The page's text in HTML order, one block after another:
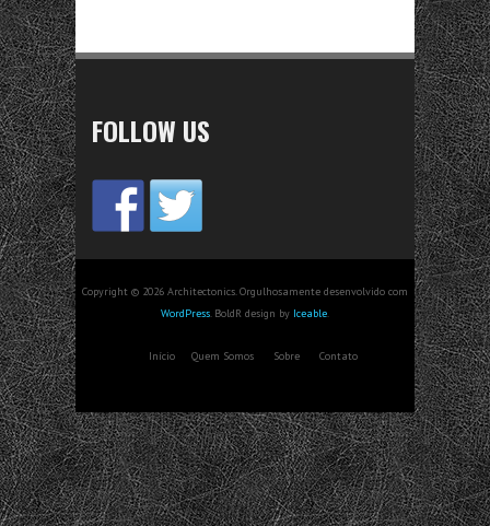
FOLLOW US
Copyright © 2026 Architectonics. Orgulhosamente desenvolvido com
WordPress. BoldR design by Iceable.
Início Quem Somos Sobre Contato